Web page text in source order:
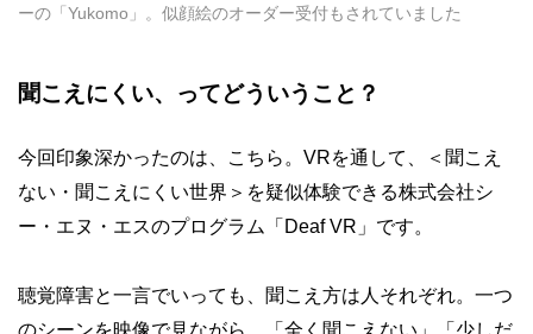
ーの「Yukomo」。似顔絵のオーダー受付もされていました
聞こえにくい、ってどういうこと？
今回印象深かったのは、こちら。VRを通して、＜聞こえ
ない・聞こえにくい世界＞を疑似体験できる株式会社シ
ー・エヌ・エスのプログラム「Deaf VR」です。
聴覚障害と一言でいっても、聞こえ方は人それぞれ。一つ
のシーンを映像で見ながら、「全く聞こえない」「少しだ